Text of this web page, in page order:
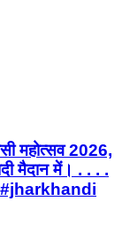
महोत्सव 2026,
मैदान में। . . . .